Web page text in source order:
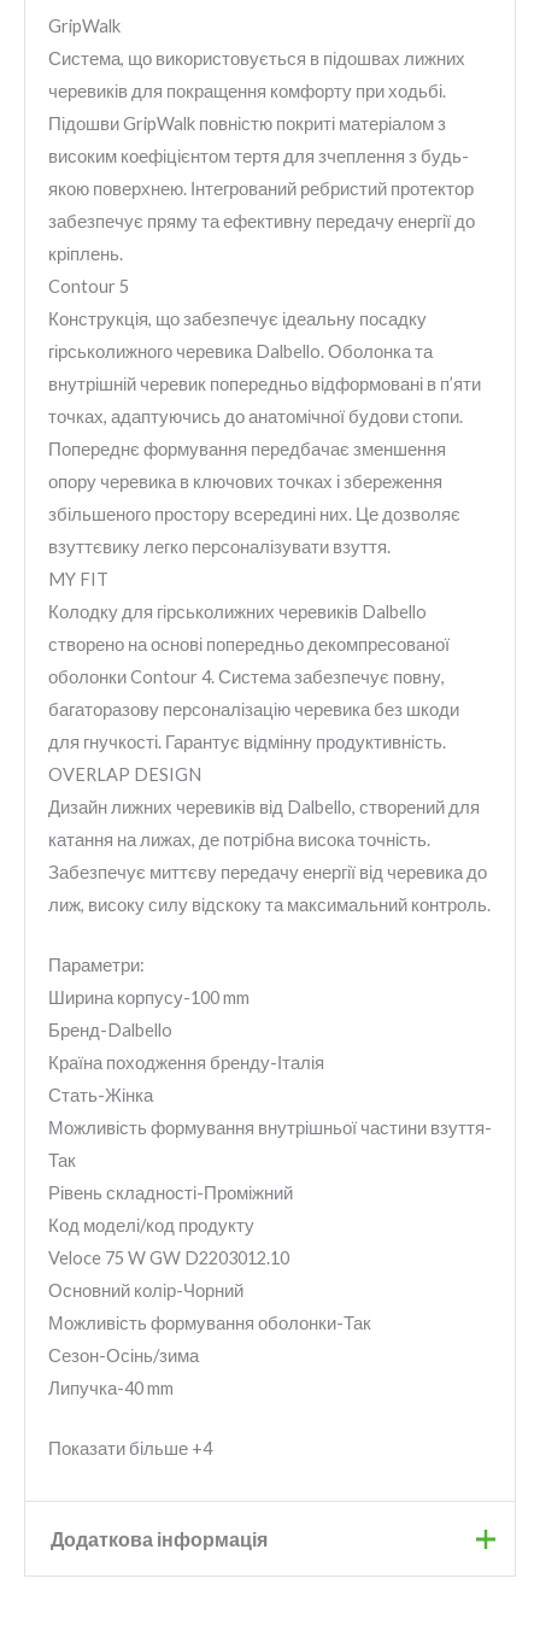
GripWalk
Система, що використовується в підошвах лижних
черевиків для покращення комфорту при ходьбі.
Підошви GripWalk повністю покриті матеріалом з
високим коефіцієнтом тертя для зчеплення з будь-
якою поверхнею. Інтегрований ребристий протектор
забезпечує пряму та ефективну передачу енергії до
кріплень.
Contour 5
Конструкція, що забезпечує ідеальну посадку
гірськолижного черевика Dalbello. Оболонка та
внутрішній черевик попередньо відформовані в п’яти
точках, адаптуючись до анатомічної будови стопи.
Попереднє формування передбачає зменшення
опору черевика в ключових точках і збереження
збільшеного простору всередині них. Це дозволяє
взуттєвику легко персоналізувати взуття.
MY FIT
Колодку для гірськолижних черевиків Dalbello
створено на основі попередньо декомпресованої
оболонки Contour 4. Система забезпечує повну,
багаторазову персоналізацію черевика без шкоди
для гнучкості. Гарантує відмінну продуктивність.
OVERLAP DESIGN
Дизайн лижних черевиків від Dalbello, створений для
катання на лижах, де потрібна висока точність.
Забезпечує миттєву передачу енергії від черевика до
лиж, високу силу відскоку та максимальний контроль.
Параметри:
Ширина корпусу-100 mm
Бренд-Dalbello
Країна походження бренду-Італія
Стать-Жінка
Можливість формування внутрішньої частини взуття-
Так
Рівень складності-Проміжний
Код моделі/код продукту
Veloce 75 W GW D2203012.10
Основний колір-Чорний
Можливість формування оболонки-Так
Сезон-Осінь/зима
Липучка-40 mm
Показати більше +4
Додаткова інформація